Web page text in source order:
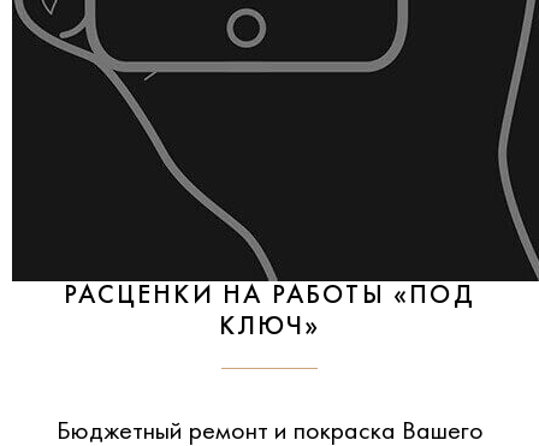
РАСЦЕНКИ НА РАБОТЫ «ПОД
КЛЮЧ»
Бюджетный ремонт и покраска Вашего